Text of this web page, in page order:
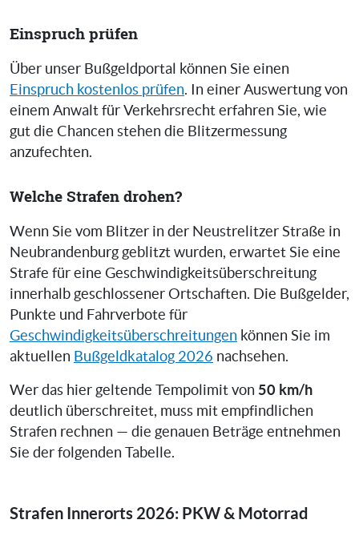
Einspruch prüfen
Über unser Bußgeldportal können Sie einen
Einspruch kostenlos prüfen. In einer Auswertung von
einem Anwalt für Verkehrsrecht erfahren Sie, wie
gut die Chancen stehen die Blitzermessung
anzufechten.
Welche Strafen drohen?
Wenn Sie vom Blitzer in der Neustrelitzer Straße in
Neubrandenburg geblitzt wurden, erwartet Sie eine
Strafe für eine Geschwindigkeitsüberschreitung
innerhalb geschlossener Ortschaften. Die Bußgelder,
Punkte und Fahrverbote für
Geschwindigkeitsüberschreitungen können Sie im
aktuellen Bußgeldkatalog 2026 nachsehen.
Wer das hier geltende Tempolimit von 50 km/h
deutlich überschreitet, muss mit empfindlichen
Strafen rechnen — die genauen Beträge entnehmen
Sie der folgenden Tabelle.
Strafen Innerorts 2026: PKW & Motorrad